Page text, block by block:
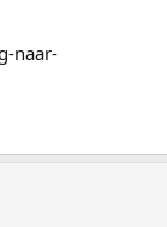
naar-